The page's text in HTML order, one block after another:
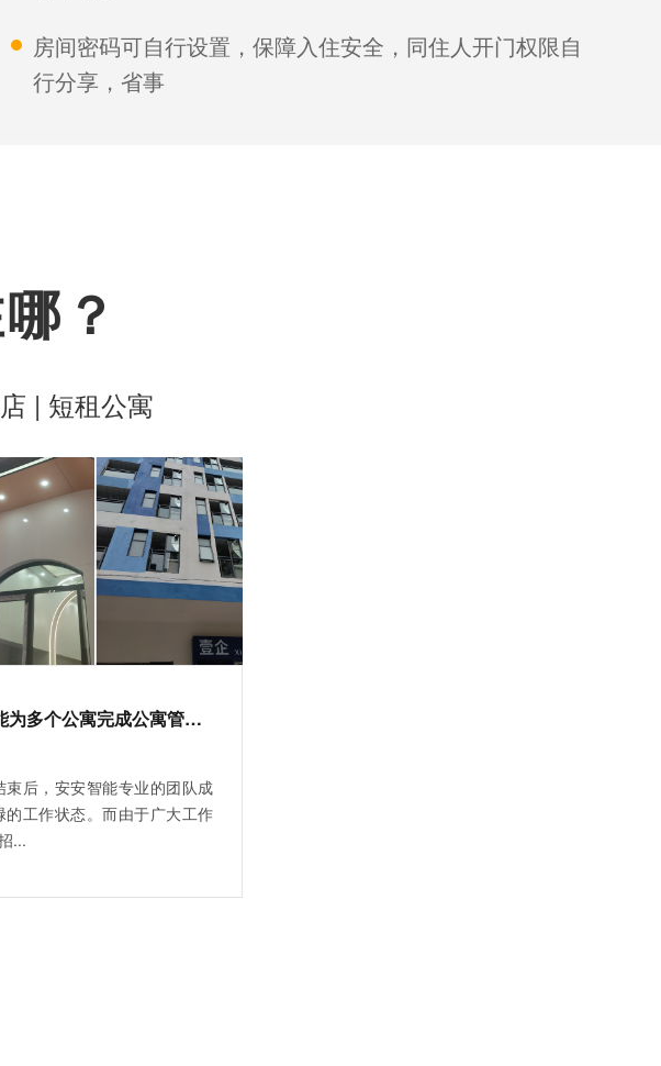
房间密码可自行设置，保障入住安全，同住人开门权限自
行分享，省事
？
| 短租公寓
开年告捷 安安智能为多个公寓完成公寓管理系统部署
束后，安安智能专业的团队成
的工作状态。而由于广大工作
...